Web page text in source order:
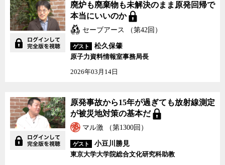
廃炉も廃棄物も未解決のまま原発回帰で
本当にいいのか
セーブアース （第42回）
ゲスト
松久保肇
原子力資料情報室事務局長
2026年03月14日
原発事故から15年が過ぎても放射線測定
が被災地対策の基本だ
マル激 （第1300回）
ゲスト
小豆川勝見
東京大学大学院総合文化研究科助教